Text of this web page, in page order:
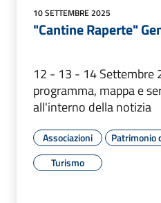
10 SETTEMBRE 2025
"Cantine Raperte"
12 - 13 - 14 Settembre
programma, mappa e
all'interno della notizia
Associazioni Patrimonio
Turismo